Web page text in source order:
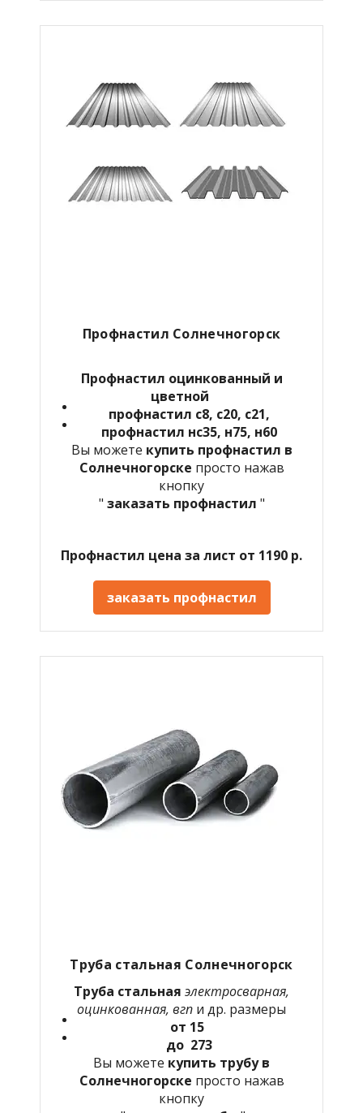
Профнастил Солнечногорск
Профнастил оцинкованный и
цветной
профнастил с8, с20, с21,
профнастил нс35, н75, н60
Вы можете купить профнастил в
Солнечногорске просто нажав
кнопку
" заказать профнастил "
Профнастил цена за лист от 1190 р.
заказать профнастил
Труба стальная Солнечногорск
Труба стальная электросварная,
оцинкованная, вгп и др. размеры
от 15
до 273
Вы можете купить трубу в
Солнечногорске просто нажав
кнопку